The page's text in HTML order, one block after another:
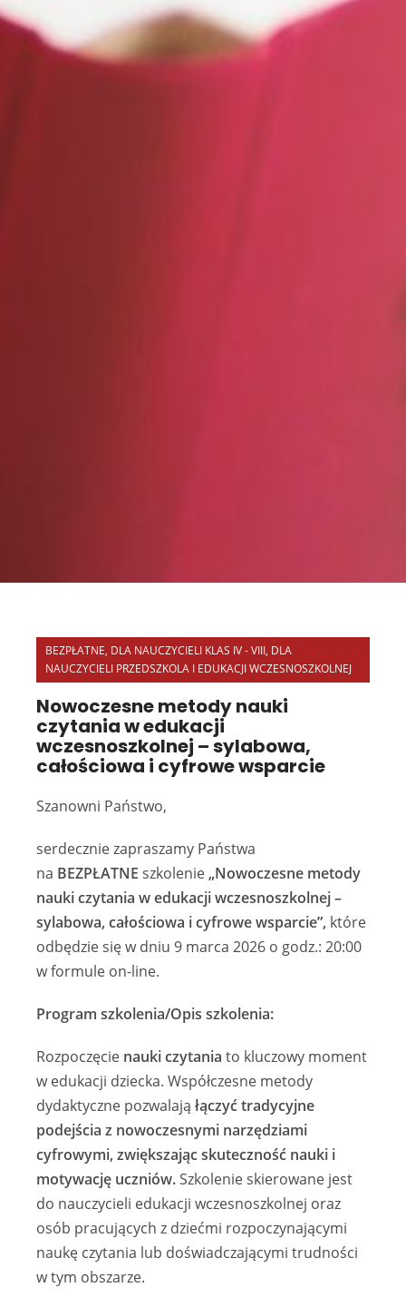
BEZPŁATNE, DLA NAUCZYCIELI KLAS IV - VIII, DLA
NAUCZYCIELI PRZEDSZKOLA I EDUKACJI WCZESNOSZKOLNEJ
Nowoczesne metody nauki
czytania w edukacji
wczesnoszkolnej – sylabowa,
całościowa i cyfrowe wsparcie
Szanowni Państwo,
serdecznie zapraszamy Państwa
na BEZPŁATNE szkolenie„Nowoczesne metody
nauki czytania w edukacji wczesnoszkolnej –
sylabowa, całościowa i cyfrowe wsparcie”, które
odbędzie się w dniu 9 marca 2026 o godz.: 20:00
w formule on-line.
Program szkolenia/Opis szkolenia:
Rozpoczęcie nauki czytania to kluczowy moment
w edukacji dziecka. Współczesne metody
dydaktyczne pozwalają łączyć tradycyjne
podejścia z nowoczesnymi narzędziami
cyfrowymi, zwiększając skuteczność nauki i
motywację uczniów.Szkolenie skierowane jest
do nauczycieli edukacji wczesnoszkolnej oraz
osób pracujących z dziećmi rozpoczynającymi
naukę czytania lub doświadczającymi trudności
w tym obszarze.